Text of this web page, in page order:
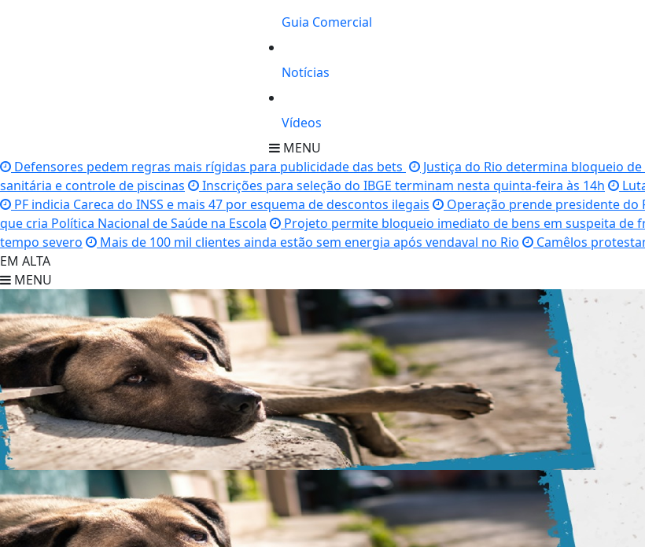
Guia Comercial
Notícias
Vídeos
MENU
Defensores pedem regras mais rígidas para publicidade das bets
Justiça do Rio determina bloqueio
sanitária e controle de piscinas
Inscrições para seleção do IBGE terminam nesta quinta-feira às 14h
PF indicia Careca do INSS e mais 47 por esquema de descontos ilegais
Operação prende presidente do
que cria Política Nacional de Saúde na Escola
Projeto permite bloqueio imediato de bens em suspeita de
tempo severo
Mais de 100 mil clientes ainda estão sem energia após vendaval no Rio
Camêlos
EM ALTA
MENU